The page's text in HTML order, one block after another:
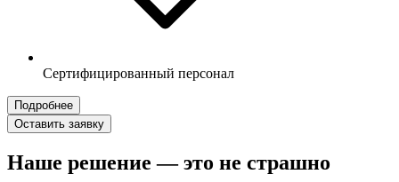
Сертифицированный персонал
Подробнее
Оставить заявку
Наше решение — это не страшно